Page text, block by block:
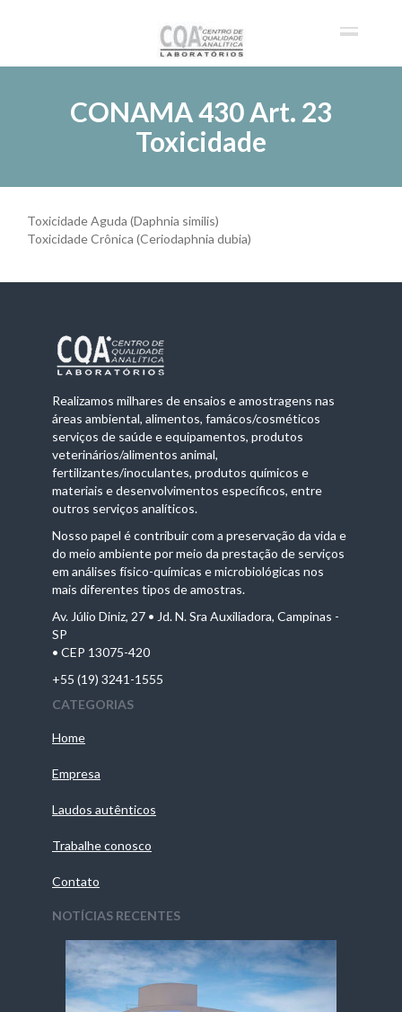
CONAMA 430 Art. 23
Toxicidade
Toxicidade Aguda (Daphnia similis)
Toxicidade Crônica (Ceriodaphnia dubia)
Realizamos milhares de ensaios e amostragens nas
áreas ambiental, alimentos, famácos/cosméticos
serviços de saúde e equipamentos, produtos
veterinários/alimentos animal,
fertilizantes/inoculantes, produtos químicos e
materiais e desenvolvimentos específicos, entre
outros serviços analíticos.
Nosso papel é contribuir com a preservação da vida e
do meio ambiente por meio da prestação de serviços
em análises físico-químicas e microbiológicas nos
mais diferentes tipos de amostras.
Av. Júlio Diniz, 27 • Jd. N. Sra Auxiliadora, Campinas -
SP
• CEP 13075-420
+55 (19) 3241-1555
CATEGORIAS
Home
Empresa
Laudos autênticos
Trabalhe conosco
Contato
NOTÍCIAS RECENTES